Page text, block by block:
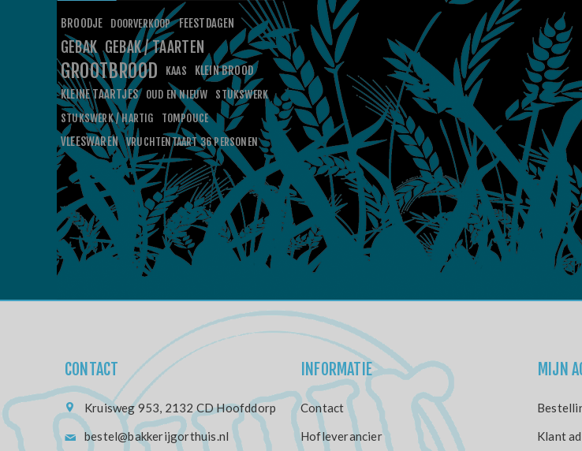
BROODJE DOORVERKOOP FEESTDAGEN
GEBAK GEBAK / TAARTEN
GROOTBROOD KAAS
KLEIN BROOD
KLEINE TAARTJES
OUD EN NIEUW
STUKSWERK
STUKSWERK / HARTIG
TOMPOUCE
VLEESWAREN VRUCHTENTAART 36 PERSONEN
CONTACT
Kruisweg 953, 2132 CD Hoofddorp
bestel@bakkerijgorthuis.nl
INFORMATIE
Contact
Hofleverancier
MIJN
Klant